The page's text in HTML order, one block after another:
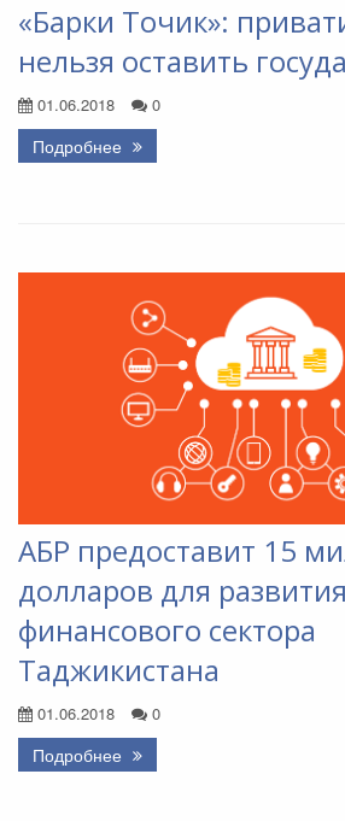
«Барки Точик»:
нельзя оставить
01.06.2018 0
Подробнее
АБР предоставит 15
долларов для развития
финансового сектора
Таджикистана
01.06.2018 0
Подробнее